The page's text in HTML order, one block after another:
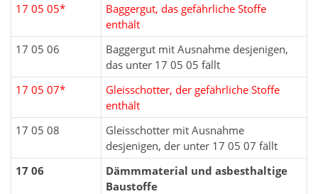
17 05 05*
Baggergut, das gefährliche Stoffe
enthält
17 05 06
Baggergut mit Ausnahme desjenigen,
das unter 17 05 05 fällt
17 05 07*
Gleisschotter, der gefährliche Stoffe
enthält
17 05 08
Gleisschotter mit Ausnahme
desjenigen, der unter 17 05 07 fällt
17 06
Dämmmaterial und asbesthaltige
Baustoffe